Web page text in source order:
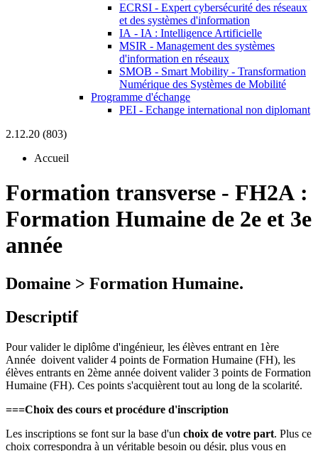
ECRSI - Expert cybersécurité des réseaux
et des systèmes d'information
IA - IA : Intelligence Artificielle
MSIR - Management des systèmes
d'information en réseaux
SMOB - Smart Mobility - Transformation
Numérique des Systèmes de Mobilité
Programme d'échange
PEI - Echange international non diplomant
2.12.20 (803)
Accueil
Formation transverse - FH2A :
Formation Humaine de 2e et 3e
année
Domaine > Formation Humaine.
Descriptif
Pour valider le diplôme d'ingénieur, les élèves entrant en 1ère
Année doivent valider 4 points de Formation Humaine (FH), les
élèves entrants en 2ème année doivent valider 3 points de Formation
Humaine (FH). Ces points s'acquièrent tout au long de la scolarité.
===Choix des cours et procédure d'inscription
Les inscriptions se font sur la base d'un choix de votre part. Plus ce
choix correspondra à un véritable besoin ou désir, plus vous en